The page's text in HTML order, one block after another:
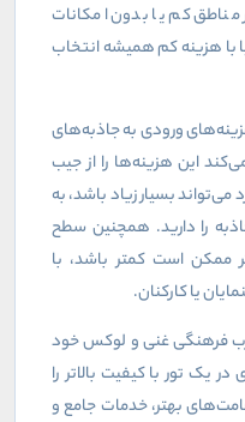
مناطق کم یا بدون امکانات
با هزینه کم همیشه انتخاب
ورودی به جاذبه‌های
این هزینه‌ها را از جیب
بسیار زیاد باشد، به
را دارید. همچنین سطح
ممکن است کمتر باشد، با
یا کارکنان.
فرهنگی غنی و لوکس خود
یک تور با کیفیت بالاتر را
بهتر، خدمات جامع و